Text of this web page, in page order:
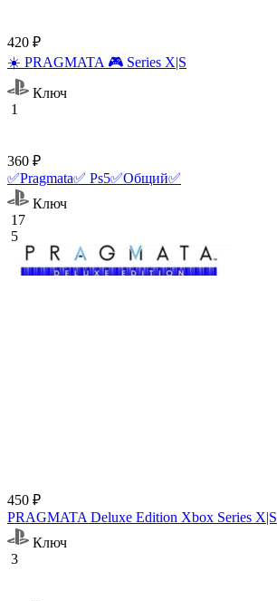
420 ₽
☀️ PRAGMATA 🎮 Series X|S
Ключ
1
360 ₽
✅Pragmata✅ Ps5✅Общий✅
Ключ
17
5
450 ₽
PRAGMATA Deluxe Edition Xbox Series X|S
Ключ
3